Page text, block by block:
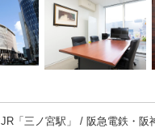
JR「三ノ宮駅」 / 阪急電鉄・阪